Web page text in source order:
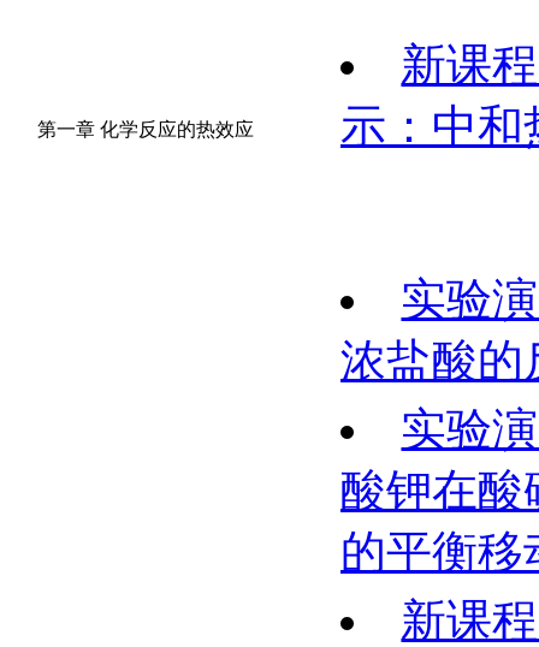
第一章 化学反应的热效应
新课
示：中和
实验
浓盐酸的
实验
酸钾在酸
的平衡移
新课